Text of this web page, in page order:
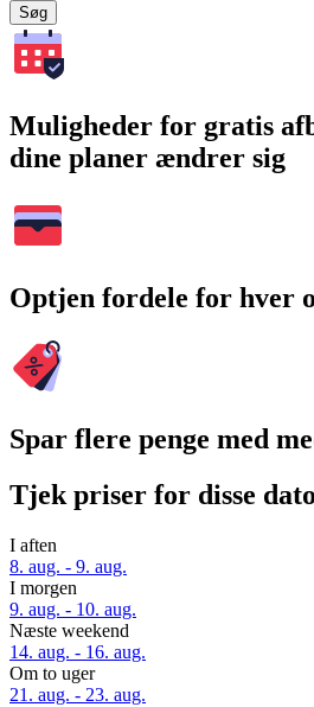
Søg
Muligheder for gratis
dine planer ændrer sig
Optjen fordele for hver
Spar flere penge med
Tjek priser for disse
I aften
8. aug. - 9. aug.
I morgen
9. aug. - 10. aug.
Næste weekend
14. aug. - 16. aug.
Om to uger
21. aug. - 23. aug.